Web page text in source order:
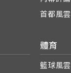
首都風雲
體育
籃球風雲